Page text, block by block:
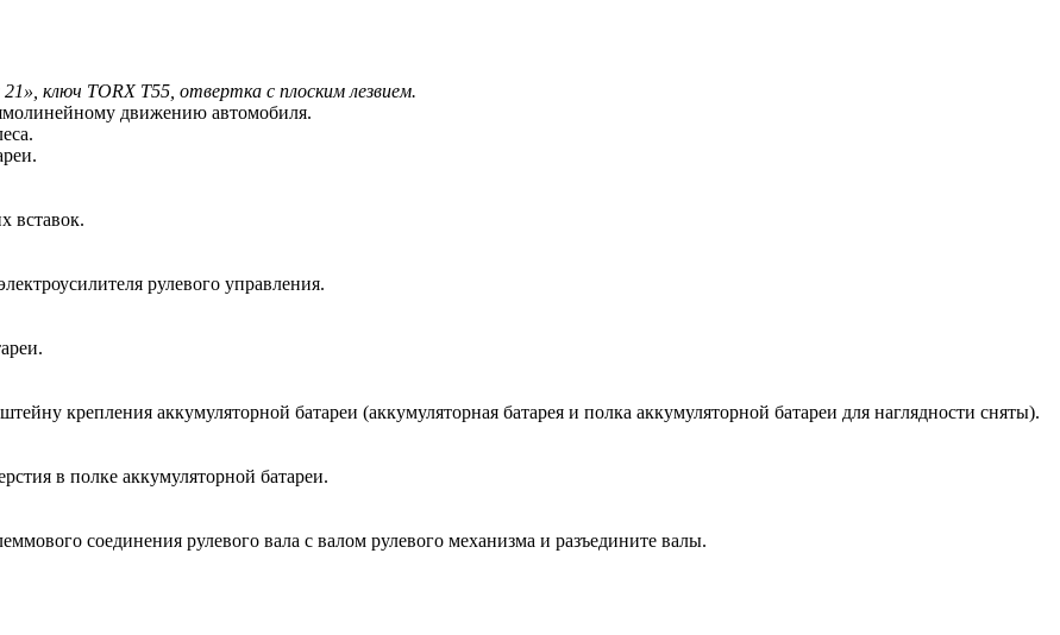
ключ TORX Т55, отвертка с плоским лезвием.
движению автомобиля.
вставок.
рулевого управления.
крепления аккумуляторной батареи (аккумуляторная батарея и полка аккумуляторной батареи для наглядности сняты).
в полке аккумуляторной батареи.
соединения рулевого вала с валом рулевого механизма и разъедините валы.